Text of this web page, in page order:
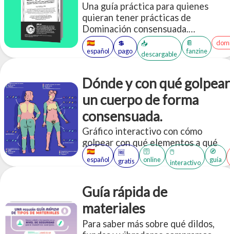
Una guía práctica para quienes
quieran tener prácticas de
Dominación consensuada.
Compilamos múltiples ideas y
aplicaciones de ejemplo a la hora de
🇪🇸
español
💲
pago
📥
descargable
📔
fanzine
Dónde y con qué golpear
un cuerpo de forma
consensuada.
Gráfico interactivo con cómo
golpear con qué elementos a qué
partes del cuerpo, de forma
consensuada.
🇪🇸
español
🆓
gratis
🛜
online
🖱️
interactivo
🧭
guía
Guía rápida de
materiales
Para saber más sobre qué dildos,